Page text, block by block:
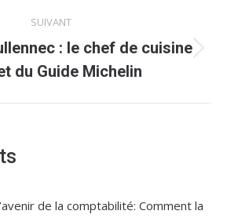
SUIVANT
Article
suivant
:
: le chef de cuisine
du Guide Michelin
de la comptabilité: Comment la